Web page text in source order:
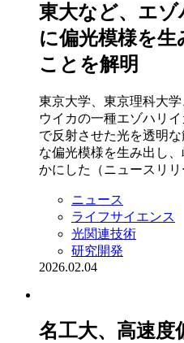
東大など、エ
に偏光模様を
ことを解明
東京大学、東京理科大
ウイカの一種エゾハリ
で反射させた光を透明
な偏光模様を生み出し
かにした（ニュースリ
ニュース
ライフサイエンス
光関連技術
研究開発
2026.02.04
名工大、高速度